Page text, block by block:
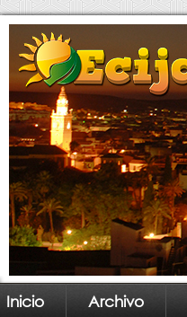
Inicio Archivo